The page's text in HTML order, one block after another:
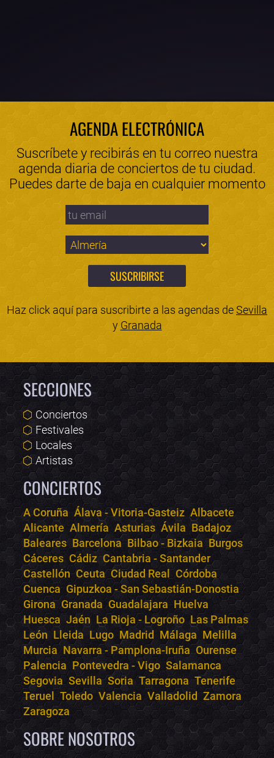
AGENDA ELECTRÓNICA
Suscríbete y recibirás en tu correo nuestra
agenda diaria de conciertos de tu ciudad.
Puedes darte de baja en cualquier momento
Haz click aquí para suscribirte a las agendas deSevilla
y Granada
SECCIONES
Conciertos
Festivales
Locales
Artistas
CONCIERTOS
A Coruña Álava - Vitoria-Gasteiz Albacete
Alicante Almería Asturias Ávila Badajoz
Baleares Barcelona Bilbao - Bizkaia Burgos
Cáceres Cádiz Cantabria - Santander
Castellón Ceuta Ciudad Real
Córdoba
Cuenca Gipuzkoa - San Sebastián-Donostia
Girona Granada Guadalajara Huelva
Huesca Jaén La Rioja - Logroño Las Palmas
León Lleida Lugo Madrid Málaga Melilla
Murcia Navarra - Pamplona-Iruña Ourense
Palencia Pontevedra - Vigo Salamanca
Segovia Sevilla Soria Tarragona Tenerife
Teruel
Toledo Valencia Valladolid Zamora
Zaragoza
SOBRE NOSOTROS
Bololoco · conciertos.club
Online · Te ayudo a encontrar conciertos